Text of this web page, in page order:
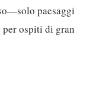
paesaggi
ospiti di gran